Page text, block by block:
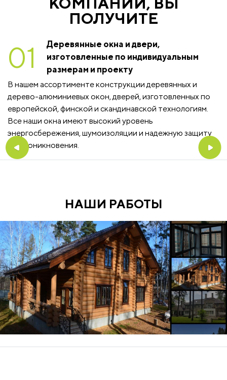
ПОЛУЧИТЕ
01
Деревянные окна и двери,
изготовленные по индивидуальным
размерам и проекту
В нашем ассортименте конструкции деревянных и
дерево-алюминиевых окон, дверей, изготовленных по
европейской, финской и скандинавской технологиям.
Все наши окна имеют высокий уровень
энергосбережения, шумоизоляции и надежную защиту
от проникновения.
НАШИ РАБОТЫ